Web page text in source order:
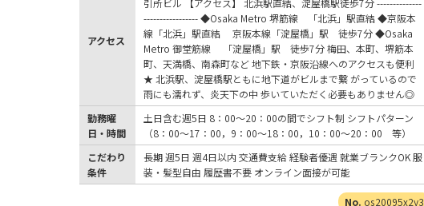
アクセス
引所ビル 【アクセス】 北浜駅直結、淀屋橋駅徒歩7分 --------------
----------------- ◆Osaka Metro 堺筋線 「北浜」駅直結 ◆京阪本
線「北浜」駅直結 京阪本線「淀屋橋」駅 徒歩7分 ◆Osaka
Metro 御堂筋線 「淀屋橋」駅 徒歩7分 梅田、本町、堺筋本
町、天満橋、南森町など 地下鉄・京阪沿線へのアクセスも便利
★ 北浜駅、淀屋橋駅ともに地下道がビルまで繋 がっているので
雨にも濡れず、炎天下の中 歩いていただく必要もありません◎
勤務曜
日・時間
土日含む週5日 8：00～20：00の間でシフト制 シフトパターン
（8：00～17：00，9：00～18：00，10：00～20：00 等）
こだわり
条件
長期 週5日 週4日以内 交通費支給 経験者優遇 就業ブランクOK 服
装・髪型自由 履歴書不要 オンライン面接が可能
os20095x2y3